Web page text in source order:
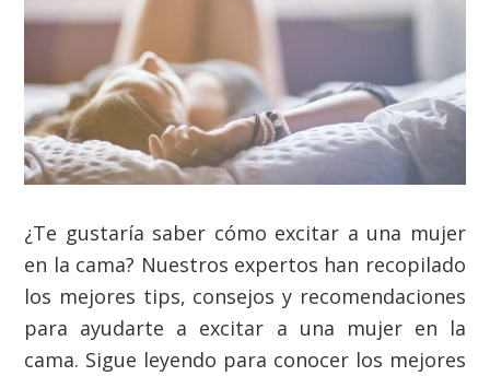
¿Te gustaría saber cómo excitar a una mujer
en la cama? Nuestros expertos han recopilado
los mejores tips, consejos y recomendaciones
para ayudarte a excitar a una mujer en la
cama. Sigue leyendo para conocer los mejores